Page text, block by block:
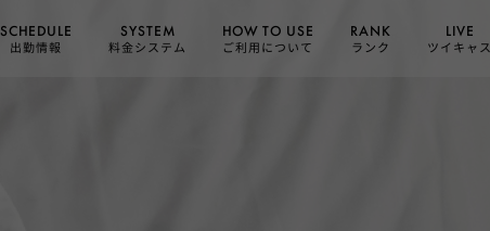
SCHEDULE
出勤情報
SYSTEM
料金システム
HOW TO USE
ご利用について
RANK
ランク
LIVE
ツイキャス